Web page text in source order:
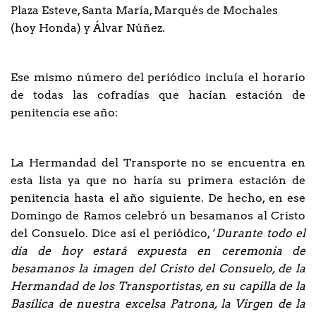
Plaza Esteve, Santa María, Marqués de Mochales
(hoy Honda) y Álvar Núñez.
Ese mismo número del periódico incluía el horario
de todas las cofradías que hacían estación de
penitencia ese año:
La Hermandad del Transporte no se encuentra en
esta lista ya que no haría su primera estación de
penitencia hasta el año siguiente. De hecho, en ese
Domingo de Ramos celebró un besamanos al Cristo
del Consuelo. Dice así el periódico, ‘Durante todo el
día de hoy estará expuesta en ceremonia de
besamanos la imagen del Cristo del Consuelo, de la
Hermandad de los Transportistas, en su capilla de la
Basílica de nuestra excelsa Patrona, la Virgen de la